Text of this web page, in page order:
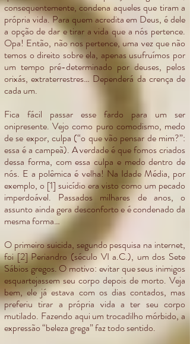
consequentemente, condena aqueles que tiram a
própria vida. Para quem acredita em Deus, é dele
a opção de dar e tirar a vida que a nós pertence.
Opa! Então, não nos pertence, uma vez que não
temos o direito sobre ela, apenas usufruímos por
um tempo pré-determinado por deuses, pelos
orixás, extraterrestres… Dependerá da crença de
cada um.
Fica fácil passar esse fardo para um ser
onipresente. Vejo como puro comodismo, medo
de se expor, culpa (“o que vão pensar de mim?”:
essa é a campeã). A verdade é que fomos criados
dessa forma, com essa culpa e medo dentro de
nós. E a polêmica é velha! Na Idade Média, por
exemplo, o [1] suicídio era visto como um pecado
imperdoável. Passados milhares de anos, o
assunto ainda gera desconforto e é condenado da
mesma forma…
O primeiro suicida, segundo pesquisa na internet,
foi [2] Periandro (século VI a.C.), um dos Sete
Sábios gregos. O motivo: evitar que seus inimigos
esquartejassem seu corpo depois de morto. Veja
bem, ele já estava com os dias contados, mas
preferiu tirar a própria vida a ter seu corpo
mutilado. Fazendo aqui um trocadilho mórbido, a
expressão “beleza grega” faz todo sentido.